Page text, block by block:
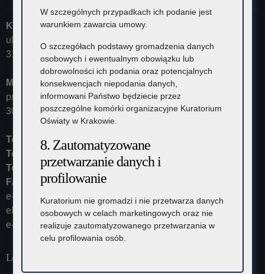
Kuratorium Oświaty w Krakowie
ul. Szlak 73
31-153 Kraków
Małopolski Kurator Oświaty
przyjmuje ul. Kazimierza Morawskiego 5,
30-102 Kraków
Tel:
12 448-11-10
Tel:
Tel:
12 448-11-20
Fax:
12 448-11-62
e-mail:
kurator@kuratorium.krakow.pl
ePUAP (adres skrytki): /KOKrakow/skrytka
e-Doręczenia: AE:PL-23387-37626-IRHSW-19
Lokalizacja
W szczególnych przypadkach ich podanie jest
warunkiem zawarcia umowy.
O szczegółach podstawy gromadzenia danych
osobowych i ewentualnym obowiązku lub
dobrowolności ich podania oraz potencjalnych
konsekwencjach niepodania danych,
informowani Państwo będziecie przez
poszczególne komórki organizacyjne Kuratorium
Oświaty w Krakowie.
8. Zautomatyzowane
przetwarzanie danych i
profilowanie
Kuratorium nie gromadzi i nie przetwarza danych
osobowych w celach marketingowych oraz nie
realizuje zautomatyzowanego przetwarzania w
celu profilowania osób.